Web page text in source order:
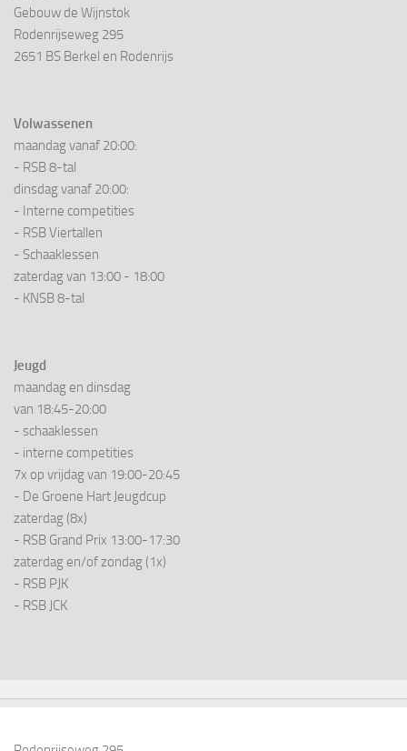
Gebouw de Wijnstok
Rodenrijseweg 295
2651 BS Berkel en Rodenrijs
Volwassenen
maandag vanaf 20:00:
- RSB 8-tal
dinsdag vanaf 20:00:
- Interne competities
- RSB Viertallen
- Schaaklessen
zaterdag van 13:00 - 18:00
- KNSB 8-tal
Jeugd
maandag en dinsdag
van 18:45-20:00
- schaaklessen
- interne competities
7x op vrijdag van 19:00-20:45
- De Groene Hart Jeugdcup
zaterdag (8x)
- RSB Grand Prix 13:00-17:30
zaterdag en/of zondag (1x)
- RSB PJK
- RSB JCK